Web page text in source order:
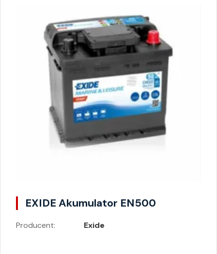
EXIDE Akumulator EN500
Producent: Exide